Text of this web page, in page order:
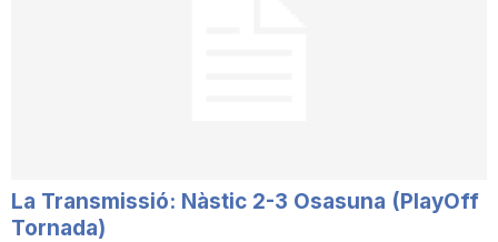
T
La Transmissió: Nàstic 2-3 Osasuna (PlayOff
Tornada)